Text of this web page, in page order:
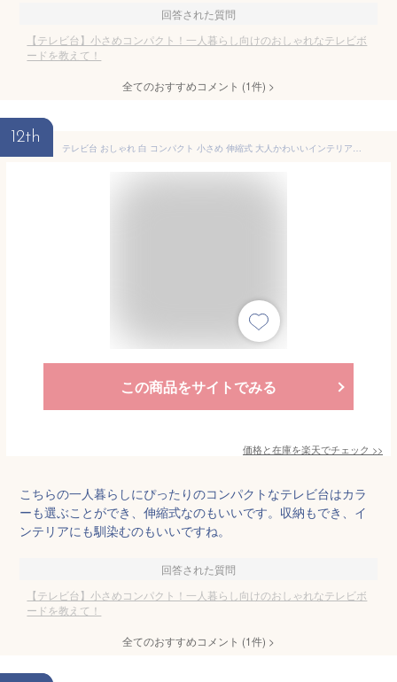
回答された質問
【テレビ台】小さめコンパクト！一人暮らし向けのおしゃれなテレビボ
ードを教えて！
全てのおすすめコメント (1件) >
12th
テレビ台 おしゃれ 白 コンパクト 小さめ 伸縮式 大人かわいいインテリア 【OK】 コーナー テレビボード ローボード リビング収納 ホワイトオーク ウォールナット オーク ワンルーム 一人暮らし 【Nouvellvie-ノベルビ-】
この商品をサイトでみる
価格と在庫を楽天でチェック >>
こちらの一人暮らしにぴったりのコンパクトなテレビ台はカラ
ーも選ぶことができ、伸縮式なのもいいです。収納もでき、イ
ンテリアにも馴染むのもいいですね。
回答された質問
【テレビ台】小さめコンパクト！一人暮らし向けのおしゃれなテレビボ
ードを教えて！
全てのおすすめコメント (1件) >